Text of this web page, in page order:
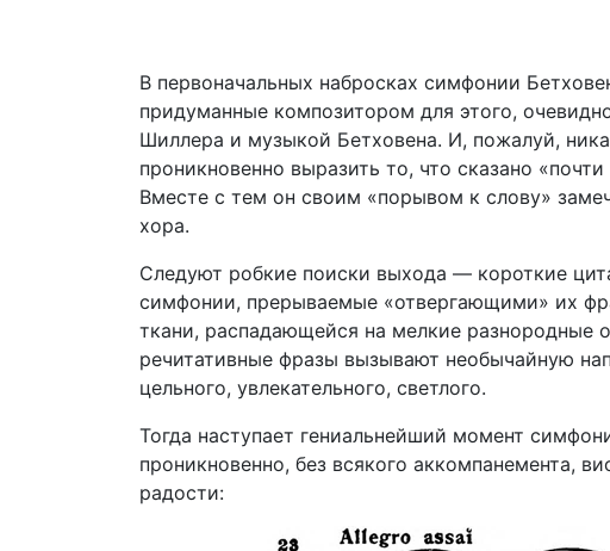
В первоначальных набросках симфонии
придуманные композитором для этого,
Шиллера и музыкой Бетховена. И, пожалуй,
проникновенно выразить то, что сказано
Вместе с тем он своим «порывом к слову»
хора.
Следуют робкие поиски выхода — короткие
симфонии, прерываемые «отвергающими» их
ткани, распадающейся на мелкие разнородные
речитативные фразы вызывают необычайную
цельного, увлекательного, светлого.
Тогда наступает гениальнейший момент
проникновенно, без всякого аккомпанемента,
радости: